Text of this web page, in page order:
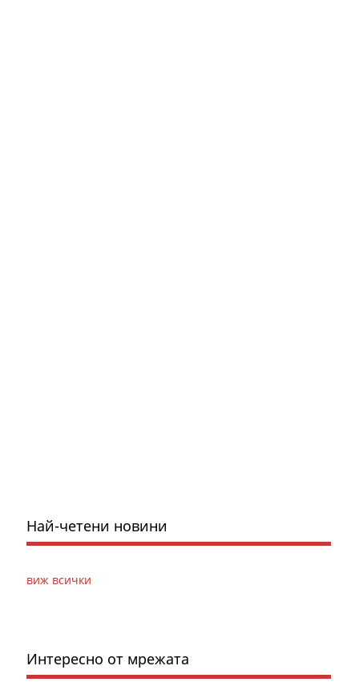
Най-четени новини
виж всички
Интересно от мрежата